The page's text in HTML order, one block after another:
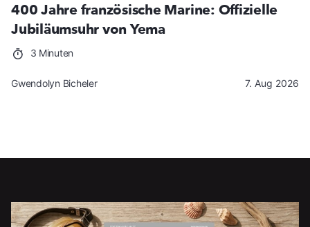
400 Jahre französische Marine: Offizielle
Jubiläumsuhr von Yema
3 Minuten
Gwendolyn Bicheler 7. Aug 2026